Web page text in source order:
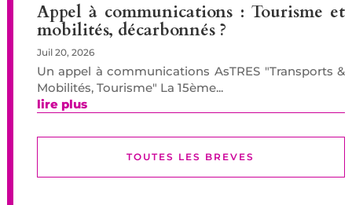
Appel à communications : Tourisme et
mobilités, décarbonnés ?
Juil 20, 2026
Un appel à communications AsTRES "Transports &
Mobilités, Tourisme" La 15ème...
lire plus
TOUTES LES BREVES